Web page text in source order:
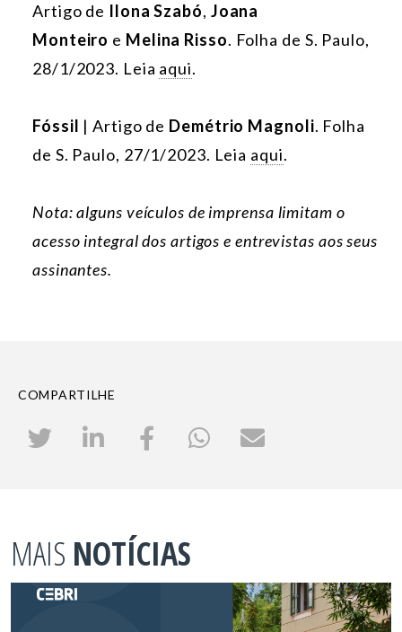
Artigo de Ilona Szabó, Joana
Monteiro e Melina Risso. Folha de S. Paulo,
28/1/2023. Leia aqui.
Fóssil | Artigo de Demétrio Magnoli. Folha
de S. Paulo, 27/1/2023. Leia aqui.
Nota: alguns veículos de imprensa limitam o
acesso integral dos artigos e entrevistas aos seus
assinantes.
COMPARTILHE
MAIS NOTÍCIAS